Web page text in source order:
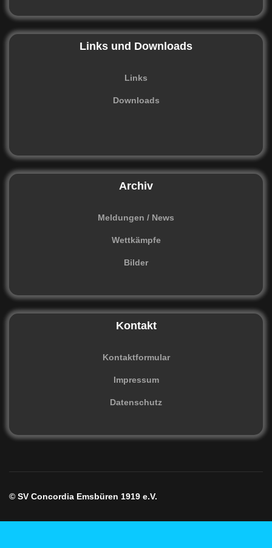
Links und Downloads
Links
Downloads
Archiv
Meldungen / News
Wettkämpfe
Bilder
Kontakt
Kontaktformular
Impressum
Datenschutz
© SV Concordia Emsbüren 1919 e.V.